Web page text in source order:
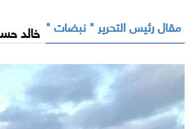
مقال رئيس التحرير " نبضات " خالد